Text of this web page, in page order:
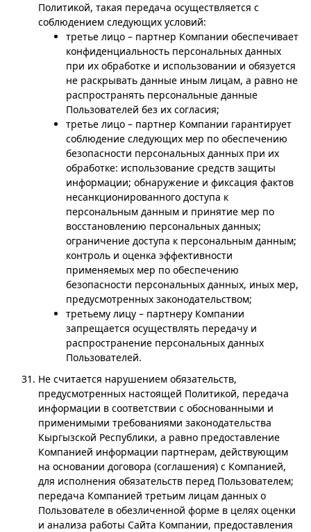
Политикой, такая передача осуществляется с
соблюдением следующих условий:
третье лицо – партнер Компании обеспечивает
конфиденциальность персональных данных
при их обработке и использовании и обязуется
не раскрывать данные иным лицам, а равно не
распространять персональные данные
Пользователей без их согласия;
третье лицо – партнер Компании гарантирует
соблюдение следующих мер по обеспечению
безопасности персональных данных при их
обработке: использование средств защиты
информации; обнаружение и фиксация фактов
несанкционированного доступа к
персональным данным и принятие мер по
восстановлению персональных данных;
ограничение доступа к персональным данным;
контроль и оценка эффективности
применяемых мер по обеспечению
безопасности персональных данных, иных мер,
предусмотренных законодательством;
третьему лицу – партнеру Компании
запрещается осуществлять передачу и
распространение персональных данных
Пользователей.
Не считается нарушением обязательств,
предусмотренных настоящей Политикой, передача
информации в соответствии с обоснованными и
применимыми требованиями законодательства
Кыргызской Республики, а равно предоставление
Компанией информации партнерам, действующим
на основании договора (соглашения) с Компанией,
для исполнения обязательств перед Пользователем;
передача Компанией третьим лицам данных о
Пользователе в обезличенной форме в целях оценки
и анализа работы Сайта Компании, предоставления